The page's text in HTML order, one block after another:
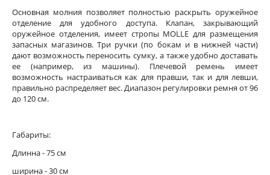
Основная молния позволяет полностью раскрыть оружейное
отделение для удобного доступа. Клапан, закрывающий
оружейное отделения, имеет стропы MOLLE для размещения
запасных магазинов. Три ручки (по бокам и в нижней части)
дают возможность переносить сумку, а также удобно доставать
ее (например, из машины). Плечевой ремень имеет
возможность настраиваться как для правши, так и для левши,
правильно распределяет вес. Диапазон регулировки ремня от 96
до 120 см.
Габариты:
Длинна - 75 см
ширина - 30 см